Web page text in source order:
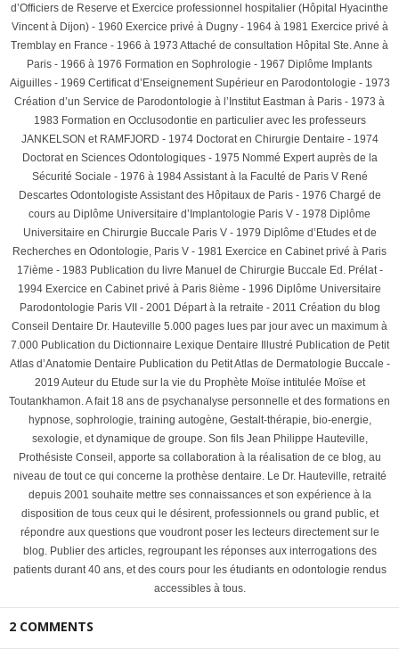
d’Officiers de Reserve et Exercice professionnel hospitalier (Hôpital Hyacinthe
Vincent à Dijon) - 1960 Exercice privé à Dugny - 1964 à 1981 Exercice privé à
Tremblay en France - 1966 à 1973 Attaché de consultation Hôpital Ste. Anne à
Paris - 1966 à 1976 Formation en Sophrologie - 1967 Diplôme Implants
Aiguilles - 1969 Certificat d’Enseignement Supérieur en Parodontologie - 1973
Création d’un Service de Parodontologie à l’Institut Eastman à Paris - 1973 à
1983 Formation en Occlusodontie en particulier avec les professeurs
JANKELSON et RAMFJORD - 1974 Doctorat en Chirurgie Dentaire - 1974
Doctorat en Sciences Odontologiques - 1975 Nommé Expert auprès de la
Sécurité Sociale - 1976 à 1984 Assistant à la Faculté de Paris V René
Descartes Odontologiste Assistant des Hôpitaux de Paris - 1976 Chargé de
cours au Diplôme Universitaire d’Implantologie Paris V - 1978 Diplôme
Universitaire en Chirurgie Buccale Paris V - 1979 Diplôme d’Etudes et de
Recherches en Odontologie, Paris V - 1981 Exercice en Cabinet privé à Paris
17ième - 1983 Publication du livre Manuel de Chirurgie Buccale Ed. Prélat -
1994 Exercice en Cabinet privé à Paris 8ième - 1996 Diplôme Universitaire
Parodontologie Paris VII - 2001 Départ à la retraite - 2011 Création du blog
Conseil Dentaire Dr. Hauteville 5.000 pages lues par jour avec un maximum à
7.000 Publication du Dictionnaire Lexique Dentaire Illustré Publication de Petit
Atlas d’Anatomie Dentaire Publication du Petit Atlas de Dermatologie Buccale -
2019 Auteur du Etude sur la vie du Prophète Moïse intitulée Moïse et
Toutankhamon. A fait 18 ans de psychanalyse personnelle et des formations en
hypnose, sophrologie, training autogène, Gestalt-thérapie, bio-energie,
sexologie, et dynamique de groupe. Son fils Jean Philippe Hauteville,
Prothésiste Conseil, apporte sa collaboration à la réalisation de ce blog, au
niveau de tout ce qui concerne la prothèse dentaire. Le Dr. Hauteville, retraité
depuis 2001 souhaite mettre ses connaissances et son expérience à la
disposition de tous ceux qui le désirent, professionnels ou grand public, et
répondre aux questions que voudront poser les lecteurs directement sur le
blog. Publier des articles, regroupant les réponses aux interrogations des
patients durant 40 ans, et des cours pour les étudiants en odontologie rendus
accessibles à tous.
2 COMMENTS